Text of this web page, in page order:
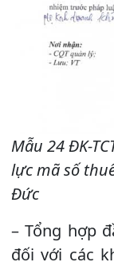
Mẫu 24 ĐK-
lực mã số
Đức
– Tổng hợp
đối với các